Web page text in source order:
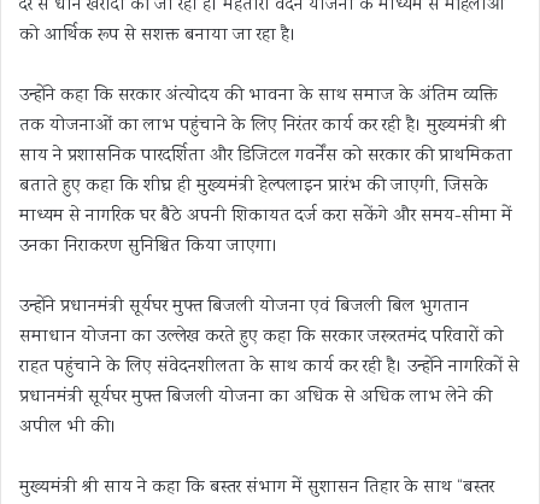
दर से धान खरीदी की जा रही है। महतारी वंदन योजना के माध्यम से महिलाओं
को आर्थिक रूप से सशक्त बनाया जा रहा है।
उन्होंने कहा कि सरकार अंत्योदय की भावना के साथ समाज के अंतिम व्यक्ति
तक योजनाओं का लाभ पहुंचाने के लिए निरंतर कार्य कर रही है। मुख्यमंत्री श्री
साय ने प्रशासनिक पारदर्शिता और डिजिटल गवर्नेंस को सरकार की प्राथमिकता
बताते हुए कहा कि शीघ्र ही मुख्यमंत्री हेल्पलाइन प्रारंभ की जाएगी, जिसके
माध्यम से नागरिक घर बैठे अपनी शिकायत दर्ज करा सकेंगे और समय-सीमा में
उनका निराकरण सुनिश्चित किया जाएगा।
उन्होंने प्रधानमंत्री सूर्यघर मुफ्त बिजली योजना एवं बिजली बिल भुगतान
समाधान योजना का उल्लेख करते हुए कहा कि सरकार जरूरतमंद परिवारों को
राहत पहुंचाने के लिए संवेदनशीलता के साथ कार्य कर रही है। उन्होंने नागरिकों से
प्रधानमंत्री सूर्यघर मुफ्त बिजली योजना का अधिक से अधिक लाभ लेने की
अपील भी की।
मुख्यमंत्री श्री साय ने कहा कि बस्तर संभाग में सुशासन तिहार के साथ “बस्तर